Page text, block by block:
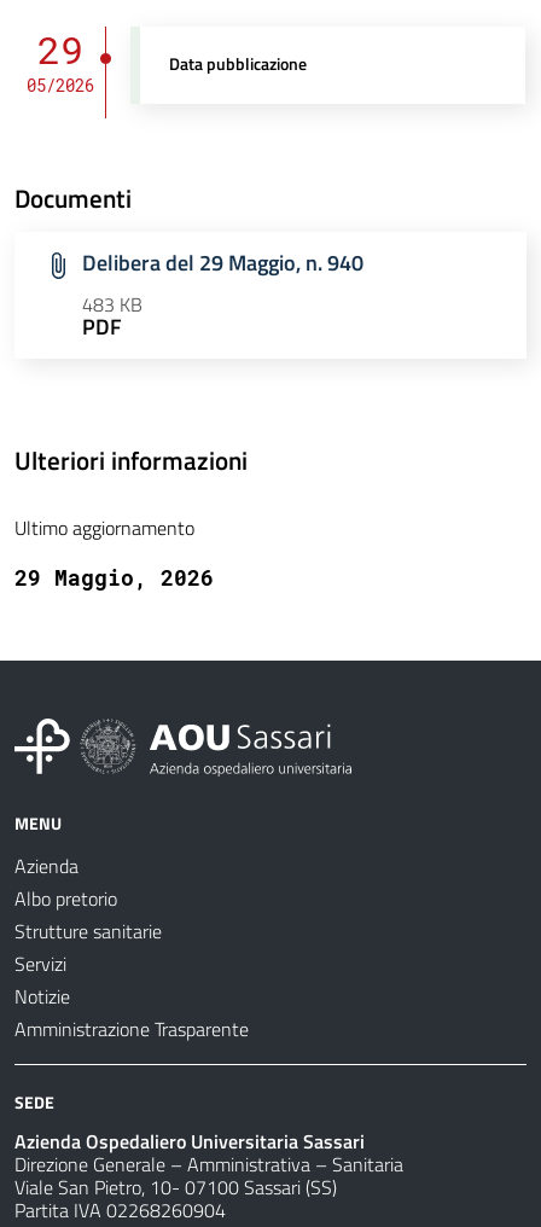
29
05/2026
Data pubblicazione
Documenti
Delibera del 29 Maggio, n. 940
483 KB
PDF
Ulteriori informazioni
Ultimo aggiornamento
29 Maggio, 2026
MENU
Azienda
Albo pretorio
Strutture sanitarie
Servizi
Notizie
Amministrazione Trasparente
SEDE
Azienda Ospedaliero Universitaria Sassari
Direzione Generale – Amministrativa – Sanitaria
Viale San Pietro, 10- 07100 Sassari (SS)
Partita IVA 02268260904